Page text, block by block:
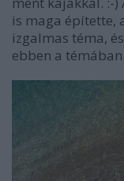
is maga építette,
izgalmas téma,
ebben a témában